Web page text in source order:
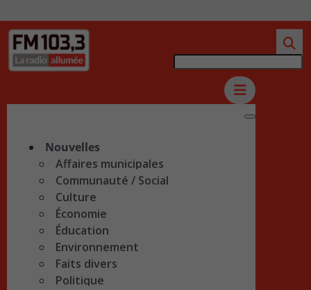
Nouvelles
Affaires municipales
Communauté / Social
Culture
Économie
Éducation
Environnement
Faits divers
Politique